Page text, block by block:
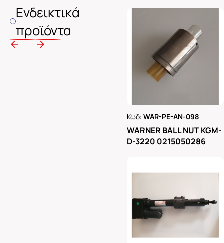
Ενδεικτικά
προϊόντα
Κωδ:WAR-PE-AN-098
WARNER BALL NUT KGM-
D-3220 0215050286